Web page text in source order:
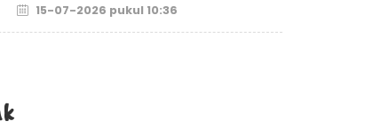
15-07-2026 pukul 10:36